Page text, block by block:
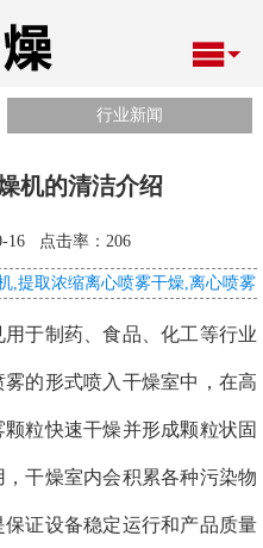
行业新闻
机的清洁介绍
16 点击率： 206
,提取浓缩离心喷雾干燥,离心喷雾
于制药、食品、化工等行业
的形式喷入干燥室中，在高
粒快速干燥并形成颗粒状固
干燥室内会积累各种污染物
证设备稳定运行和产品质量